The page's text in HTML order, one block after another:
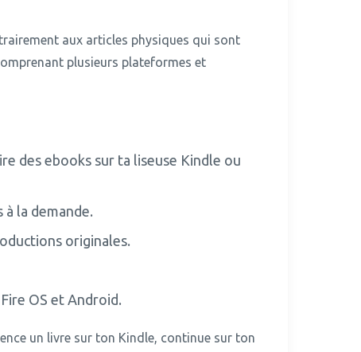
aux articles physiques qui sont
plusieurs plateformes et
des ebooks sur ta liseuse Kindle ou
à la demande.
originales.
OS et Android.
un livre sur ton Kindle, continue sur ton